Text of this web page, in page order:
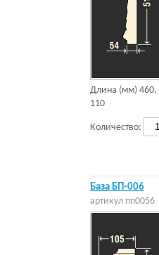
Длина (мм) 460,
110
Количество:
База БП-006
артикул пп0056